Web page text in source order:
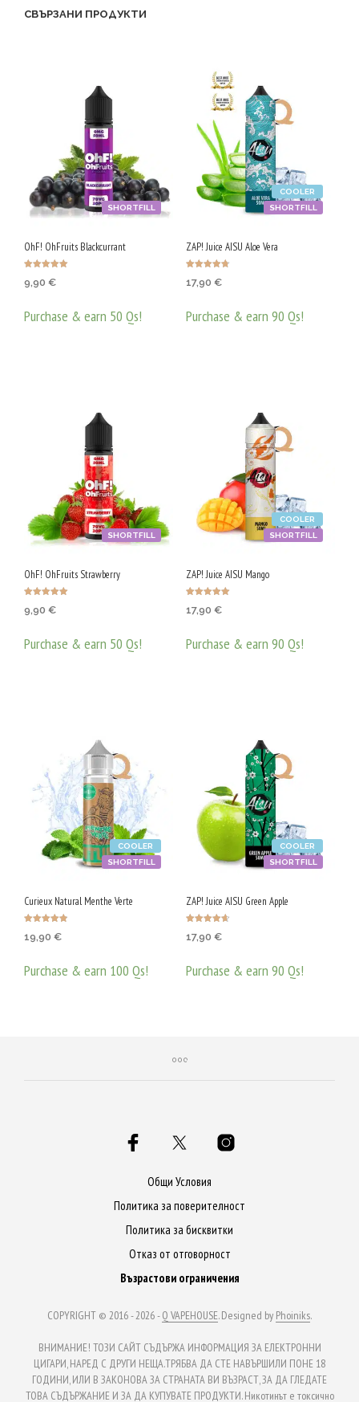
СВЪРЗАНИ ПРОДУКТИ
SHORTFILL
OhF! OhFruits Blackcurrant
5.00
9,90 €
Purchase & earn 50 Qs!
SHORTFILL
COOLER
ZAP! Juice AISU Aloe Vera
4.75
17,90 €
Purchase & earn 90 Qs!
SHORTFILL
OhF! OhFruits Strawberry
5.00
9,90 €
Purchase & earn 50 Qs!
SHORTFILL
COOLER
ZAP! Juice AISU Mango
5.00
17,90 €
Purchase & earn 90 Qs!
SHORTFILL
COOLER
Curieux Natural Menthe Verte
4.83
19,90 €
Purchase & earn 100 Qs!
SHORTFILL
COOLER
ZAP! Juice AISU Green Apple
4.67
17,90 €
Purchase & earn 90 Qs!
Общи Условия
Политика за поверителност
Политика за бисквитки
Отказ от отговорност
Възрастови ограничения
COPYRIGHT © 2016 - 2026 -Q VAPEHOUSE. Designed by Phoiniks.
ВНИМАНИЕ! ТОЗИ САЙТ СЪДЪРЖА ИНФОРМАЦИЯ ЗА ЕЛЕКТРОННИ
ЦИГАРИ, НАРЕД С ДРУГИ НЕЩА.ТРЯБВА ДА СТЕ НАВЪРШИЛИ ПОНЕ 18
ГОДИНИ, ИЛИ В ЗАКОНОВА ЗА СТРАНАТА ВИ ВЪЗРАСТ, ЗА ДА ГЛЕДАТЕ
ТОВА СЪДЪРЖАНИЕ И ЗА ДА КУПУВАТЕ ПРОДУКТИ. Никотинът е токсично